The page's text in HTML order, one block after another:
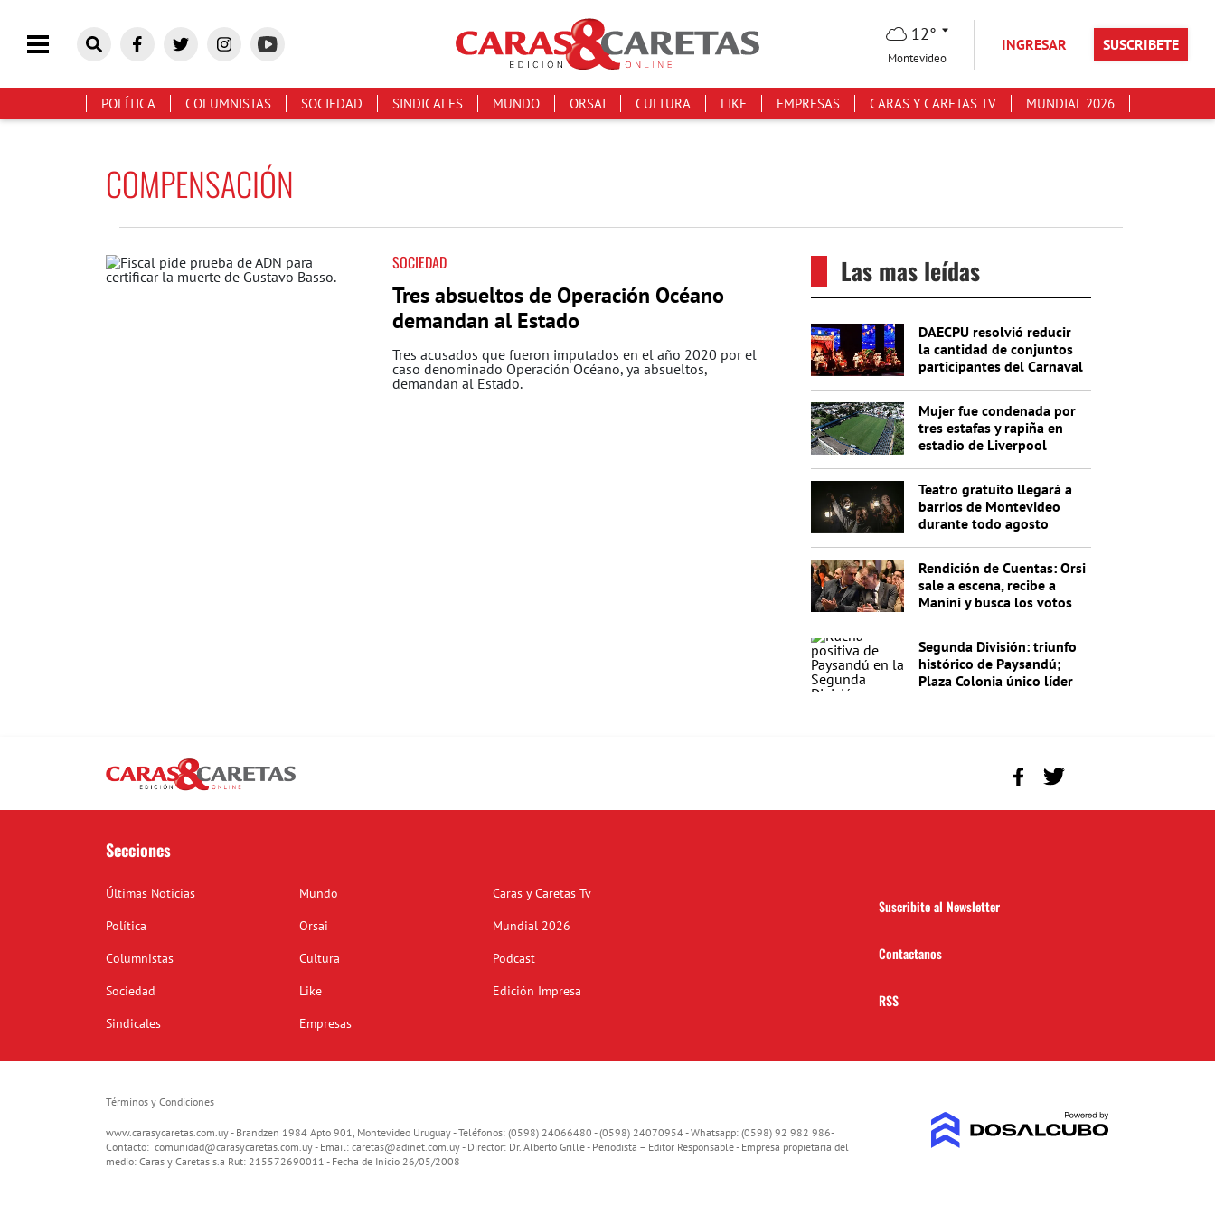
12°
Montevideo
INGRESAR SUSCRIBETE
POLÍTICA COLUMNISTAS SOCIEDAD SINDICALES MUNDO ORSAI CULTURA LIKE EMPRESAS CARAS Y CARETAS TV MUNDIAL 2026
COMPENSACIÓN
SOCIEDAD
Tres absueltos de Operación Océano
demandan al Estado
Tres acusados que fueron imputados en el año 2020 por el
caso denominado Operación Océano, ya absueltos,
demandan al Estado.
Las mas leídas
DAECPU resolvió reducir
la cantidad de conjuntos
participantes del Carnaval
Mujer fue condenada por
tres estafas y rapiña en
estadio de Liverpool
Teatro gratuito llegará a
barrios de Montevideo
durante todo agosto
Rendición de Cuentas: Orsi
sale a escena, recibe a
Manini y busca los votos
Segunda División: triunfo
histórico de Paysandú;
Plaza Colonia único líder
Secciones
Últimas Noticias
Política
Columnistas
Sociedad
Sindicales
Mundo
Orsai
Cultura
Like
Empresas
Caras y Caretas Tv
Mundial 2026
Podcast
Edición Impresa
Suscribite al Newsletter
Contactanos
RSS
Términos y Condiciones
www.carasycaretas.com.uy - Brandzen 1984 Apto 901, Montevideo Uruguay - Teléfonos: (0598) 24066480 - (0598) 24070954 - Whatsapp: (0598) 92 982 986-
Contacto: comunidad@carasycaretas.com.uy- Email: caretas@adinet.com.uy- Director: Dr. Alberto Grille - Periodista – Editor Responsable - Empresa propietaria del
medio: Caras y Caretas s.a Rut: 215572690011 - Fecha de Inicio 26/05/2008